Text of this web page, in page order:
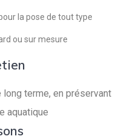
la pose de tout type
ou sur mesure
long terme, en préservant
aquatique